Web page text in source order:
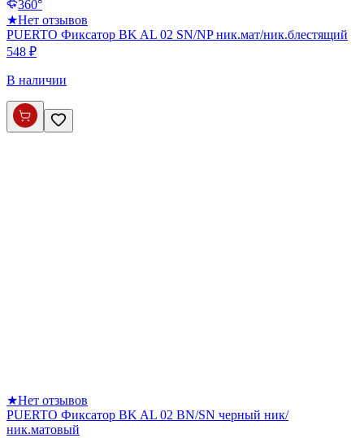
360°
★Нет отзывов
PUERTO Фиксатор BK AL 02 SN/NP ник.мат/ник.блестящий
548 ₽
В наличии
★Нет отзывов
PUERTO Фиксатор BK AL 02 BN/SN черный ник/
ник.матовый